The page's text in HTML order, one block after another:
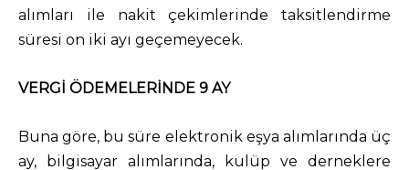
alımları ile nakit çekimlerinde taksitlendirme
süresi on iki ayı geçemeyecek.
VERGİ ÖDEMELERİNDE 9 AY
Buna göre, bu süre elektronik eşya alımlarında üç
ay, bilgisayar alımlarında, kulüp ve derneklere